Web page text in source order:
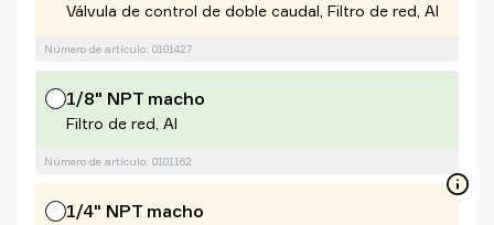
Válvula de control de doble caudal, Filtro de red, Al
Número de artículo: 0101427
1/8" NPT macho
Filtro de red, Al
Número de artículo: 0101162
1/4" NPT macho